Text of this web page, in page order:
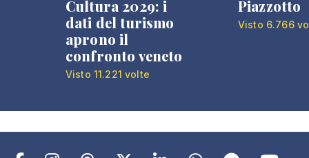
Cultura 2029: i
dati del turismo
aprono il
confronto veneto
Visto 11.221 volte
Piazzotto
Visto 6.766